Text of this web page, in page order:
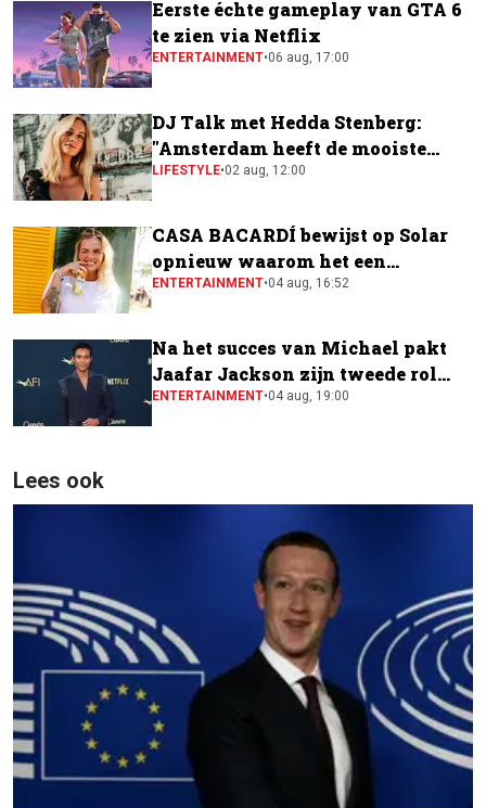
Eerste échte gameplay van GTA 6
te zien via Netflix
ENTERTAINMENT•06 aug, 17:00
DJ Talk met Hedda Stenberg:
"Amsterdam heeft de mooiste
festivalscene van Europa"
LIFESTYLE•02 aug, 12:00
CASA BACARDÍ bewijst op Solar
opnieuw waarom het een
festivalfavoriet is
ENTERTAINMENT•04 aug, 16:52
Na het succes van Michael pakt
Jaafar Jackson zijn tweede rol
naast Will Smith
ENTERTAINMENT•04 aug, 19:00
Lees ook